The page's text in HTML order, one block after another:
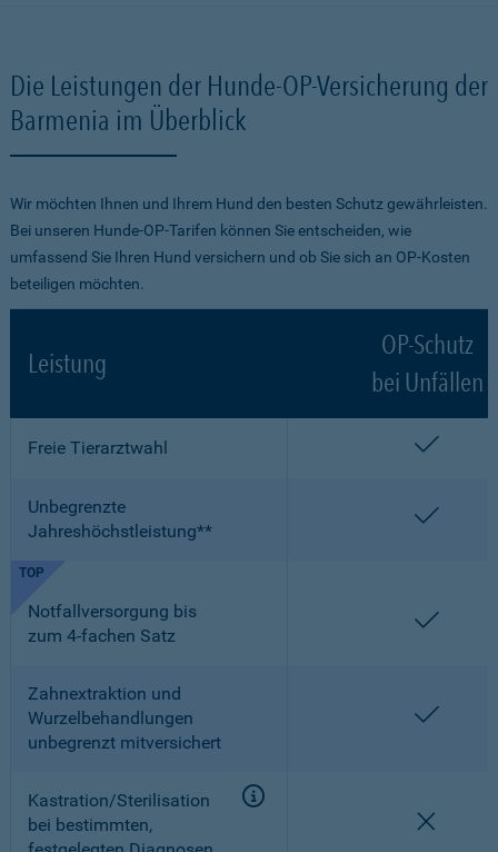
Die Leistungen der Hunde-OP-Versicherung der
Barmenia im Überblick
Wir möchten Ihnen und Ihrem Hund den besten Schutz gewährleisten.
Bei unseren Hunde-OP-Tarifen können Sie entscheiden, wie
umfassend Sie Ihren Hund versichern und ob Sie sich an OP-Kosten
beteiligen möchten.
Leistung
OP-Schutz
bei Unfällen
Freie Tierarztwahl
Unbegrenzte
Jahreshöchstleistung**
Notfallversorgung bis
zum 4-fachen Satz
TOP
Zahnextraktion und
Wurzelbehandlungen
unbegrenzt mitversichert
Kastration/Sterilisation
bei bestimmten,